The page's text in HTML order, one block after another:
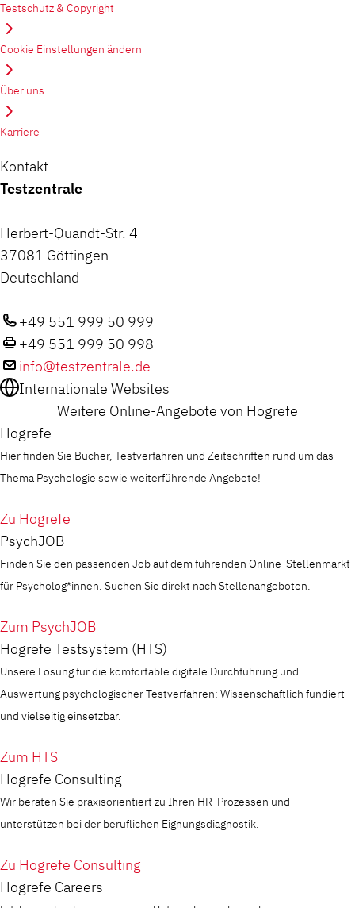
Testschutz & Copyright
Cookie Einstellungen ändern
Über uns
Karriere
Kontakt
Testzentrale
Herbert-Quandt-Str. 4
37081 Göttingen
Deutschland
+49 551 999 50 999
+49 551 999 50 998
info@testzentrale.de
Internationale Websites
Weitere Online-Angebote von Hogrefe
Hogrefe
Hier finden Sie Bücher, Testverfahren und Zeitschriften rund um das
Thema Psychologie sowie weiterführende Angebote!
Zu Hogrefe
PsychJOB
Finden Sie den passenden Job auf dem führenden Online-Stellenmarkt
für Psycholog*innen. Suchen Sie direkt nach Stellenangeboten.
Zum PsychJOB
Hogrefe Testsystem (HTS)
Unsere Lösung für die komfortable digitale Durchführung und
Auswertung psychologischer Testverfahren: Wissenschaftlich fundiert
und vielseitig einsetzbar.
Zum HTS
Hogrefe Consulting
Wir beraten Sie praxisorientiert zu Ihren HR-Prozessen und
unterstützen bei der beruflichen Eignungsdiagnostik.
Zu Hogrefe Consulting
Hogrefe Careers